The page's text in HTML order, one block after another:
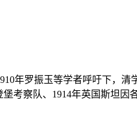
年罗振玉等学者呼吁下，清
考察队、1914年英国斯坦因